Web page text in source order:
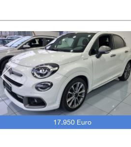
17.950 Euro